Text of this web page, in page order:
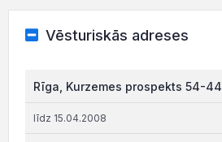
Vēsturiskās adreses
Rīga, Kurzemes prospekts 54-44
līdz 15.04.2008